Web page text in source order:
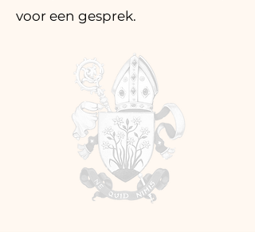
voor een gesprek.